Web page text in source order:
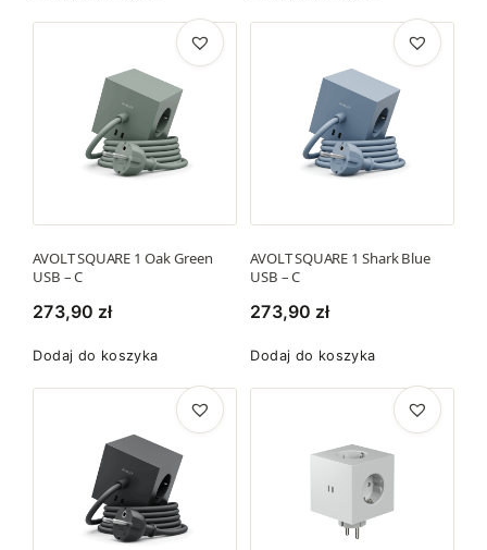
AVOLT SQUARE 1 Oak Green
USB – C
273,90 zł
Dodaj do koszyka
AVOLT SQUARE 1 Shark Blue
USB – C
273,90 zł
Dodaj do koszyka